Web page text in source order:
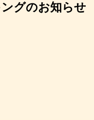
グのお知らせ